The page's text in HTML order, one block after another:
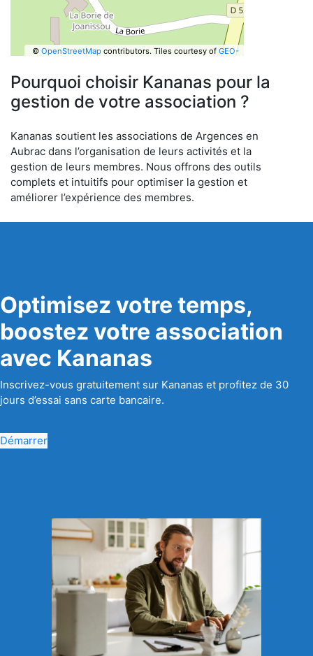
© OpenStreetMapcontributors. Tiles courtesy of GEO-
Pourquoi choisir Kananas pour la
gestion de votre association ?
Kananas soutient les associations de Argences en
Aubrac dans l’organisation de leurs activités et la
gestion de leurs membres. Nous offrons des outils
complets et intuitifs pour optimiser la gestion et
améliorer l’expérience des membres.
Optimisez votre temps,
boostez votre association
avec Kananas
Inscrivez-vous gratuitement sur Kananas et profitez de 30
jours d’essai sans carte bancaire.
Démarrer